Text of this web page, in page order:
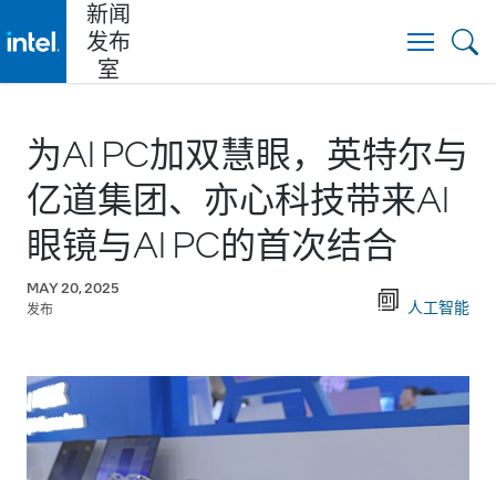
新闻
发布
室
为AI PC加双慧眼，英特尔与
亿道集团、亦心科技带来AI
眼镜与AI PC的首次结合
MAY 20, 2025
发布
人工智能